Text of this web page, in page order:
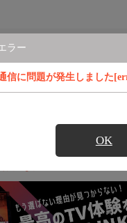
ラー
信に問題が発生しました
OK
おすすめ番組
得な情報